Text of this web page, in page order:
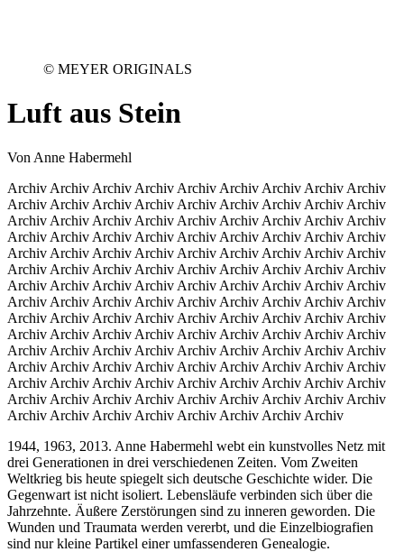
© MEYER ORIGINALS
Luft aus Stein
Von Anne Habermehl
Archiv Archiv Archiv Archiv Archiv Archiv Archiv Archiv Archiv
Archiv Archiv Archiv Archiv Archiv Archiv Archiv Archiv Archiv
Archiv Archiv Archiv Archiv Archiv Archiv Archiv Archiv Archiv
Archiv Archiv Archiv Archiv Archiv Archiv Archiv Archiv Archiv
Archiv Archiv Archiv Archiv Archiv Archiv Archiv Archiv Archiv
Archiv Archiv Archiv Archiv Archiv Archiv Archiv Archiv Archiv
Archiv Archiv Archiv Archiv Archiv Archiv Archiv Archiv Archiv
Archiv Archiv Archiv Archiv Archiv Archiv Archiv Archiv Archiv
Archiv Archiv Archiv Archiv Archiv Archiv Archiv Archiv Archiv
Archiv Archiv Archiv Archiv Archiv Archiv Archiv Archiv Archiv
Archiv Archiv Archiv Archiv Archiv Archiv Archiv Archiv Archiv
Archiv Archiv Archiv Archiv Archiv Archiv Archiv Archiv Archiv
Archiv Archiv Archiv Archiv Archiv Archiv Archiv Archiv Archiv
Archiv Archiv Archiv Archiv Archiv Archiv Archiv Archiv Archiv
Archiv Archiv Archiv Archiv Archiv Archiv Archiv Archiv
1944, 1963, 2013. Anne Habermehl webt ein kunstvolles Netz mit
drei Generationen in drei verschiedenen Zeiten. Vom Zweiten
Weltkrieg bis heute spiegelt sich deutsche Geschichte wider. Die
Gegenwart ist nicht isoliert. Lebensläufe verbinden sich über die
Jahrzehnte. Äußere Zerstörungen sind zu inneren geworden. Die
Wunden und Traumata werden vererbt, und die Einzelbiografien
sind nur kleine Partikel einer umfassenderen Gene­a­logie.